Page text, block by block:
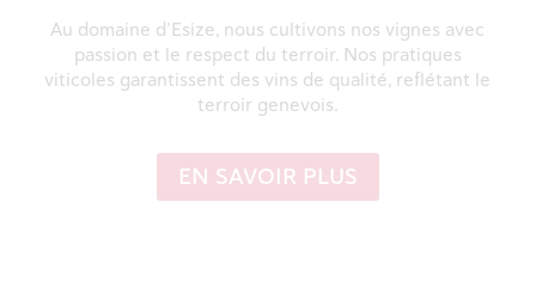
HUILES
OÙ TROUVER NOS PRODUITS
Au domaine d’Esize, nous cultivons nos vignes avec
passion et le respect du terroir. Nos pratiques
viticoles garantissent des vins de qualité, reflétant le
terroir genevois.
EN SAVOIR PLUS